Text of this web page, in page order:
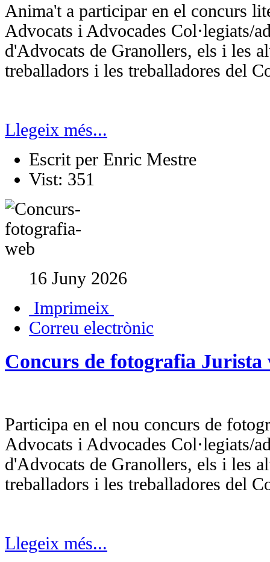
Anima't a participar en el concurs
Advocats i Advocades Col·legiats/
d'Advocats de Granollers, els i les
treballadors i les treballadores del
Llegeix més...
Escrit per Enric Mestre
Vist: 351
16 Juny 2026
Imprimeix
Correu electrònic
Concurs de fotografia Jurista
Participa en el nou concurs de
Advocats i Advocades Col·legiats/
d'Advocats de Granollers, els i les
treballadors i les treballadores del
Llegeix més...